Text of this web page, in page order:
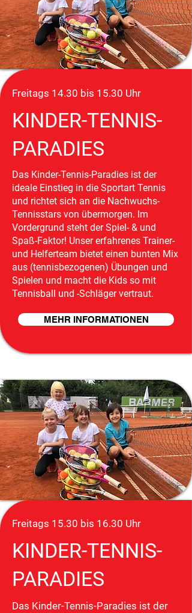
Freitags 14.30 bis 15.30 Uhr
KINDER-TENNIS-
PARADIES
Das Kinder-Tennis-Paradies ist der
ideale Einstieg in die Sportart Tennis
und richtet sich an die Nachwuchs-
Tennisstars von übermorgen. Im
Vordergrund steht der Spiel- & und
Spaß-Faktor! Unser erfahrenes Trainer-
und Helferteam bietet einen bunten Mix
aus (tennisbezogenen) Übungen und
Spielen und macht die Kids so mit
Tennisball und -Schläger vertraut.
MEHR INFORMATIONEN
Freitags 15.30 bis 16.30 Uhr
KINDER-TENNIS-
PARADIES
Das Kinder-Tennis-Paradies ist der